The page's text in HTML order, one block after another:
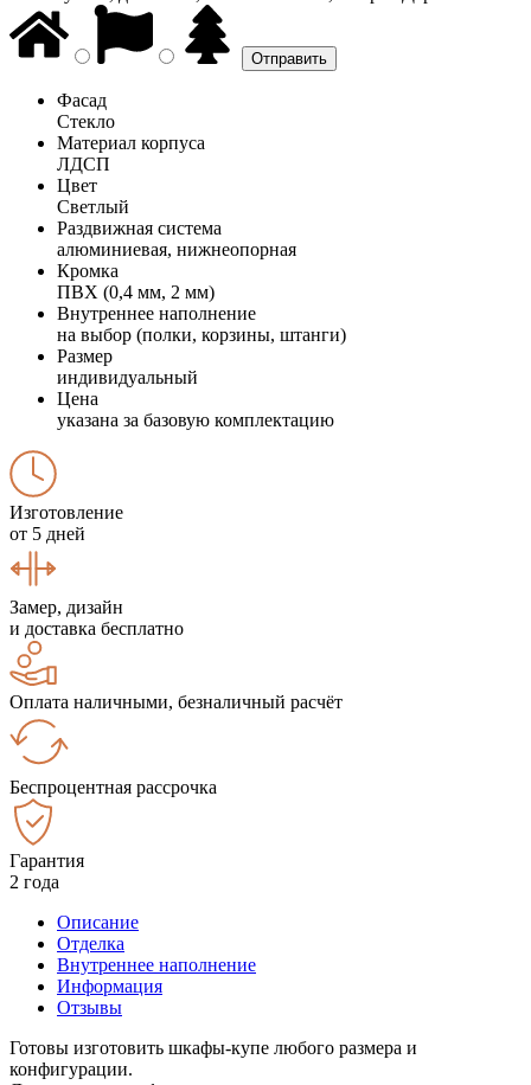
Фасад
Стекло
Материал корпуса
ЛДСП
Цвет
Светлый
Раздвижная система
алюминиевая, нижнеопорная
Кромка
ПВХ (0,4 мм, 2 мм)
Внутреннее наполнение
на выбор (полки, корзины, штанги)
Размер
индивидуальный
Цена
указана за базовую комплектацию
Изготовление
от 5 дней
Замер, дизайн
и доставка бесплатно
Оплата наличными, безналичный расчёт
Беспроцентная рассрочка
Гарантия
2 года
Описание
Отделка
Внутреннее наполнение
Информация
Отзывы
Готовы изготовить шкафы-купе любого размера и
конфигурации.